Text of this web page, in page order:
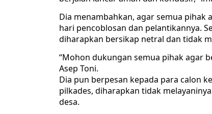
Dia menambahkan, agar semua
hari pencoblosan dan pelantikannya.
diharapkan bersikap netral dan tidak
“Mohon dukungan semua pihak agar
Asep Toni.
Dia pun berpesan kepada para calon
pilkades, diharapkan tidak
desa.